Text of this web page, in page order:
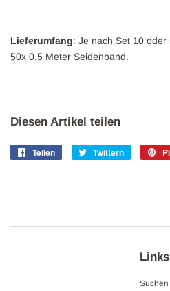
Lieferumfang: Je nach Set 10
50x 0,5 Meter Seidenband.
Diesen Artikel teilen
Teilen Twittern
Links
Suchen